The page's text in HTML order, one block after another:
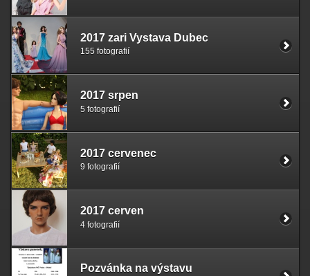
2017 zari Vystava Dubec
155 fotografií
2017 srpen
5 fotografií
2017 cervenec
9 fotografií
2017 cerven
4 fotografií
Pozvánka na výstavu